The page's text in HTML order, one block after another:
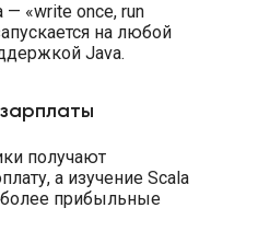
«write once, run
на любой
Java.
получают
а изучение Scala
прибыльные